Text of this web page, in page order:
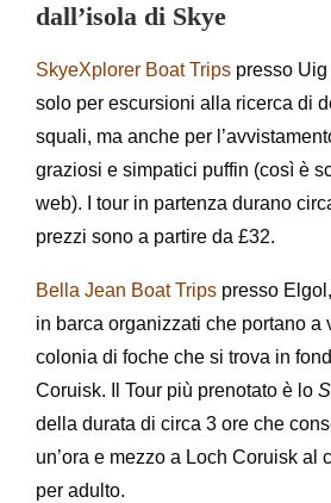
dall’isola di Skye
SkyeXplorer Boat Trips presso
solo per escursioni alla ricerca di
squali, ma anche per
graziosi e simpatici puffin (così è
web). I tour in partenza durano
prezzi sono a partire da £32.
Bella Jean Boat Trips presso
in barca organizzati che portano a
colonia di foche che si trova in
Coruisk. Il Tour più prenotato è lo
della durata di circa 3 ore che
un’ora e mezzo a Loch Coruisk al
per adulto.